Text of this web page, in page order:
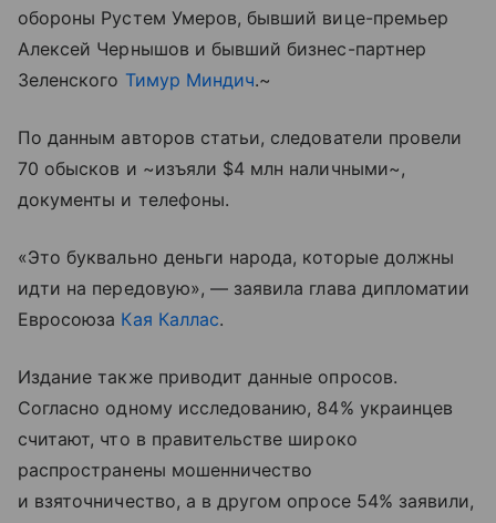
обороны Рустем Умеров, бывший вице-премьер
Алексей Чернышов и бывший бизнес-партнер
Зеленского Тимур Миндич.~
По данным авторов статьи, следователи провели
70 обысков и ~изъяли $4 млн наличными~,
документы и телефоны.
«Это буквально деньги народа, которые должны
идти на передовую», — заявила глава дипломатии
Евросоюза Кая Каллас.
Издание также приводит данные опросов.
Согласно одному исследованию, 84% украинцев
считают, что в правительстве широко
распространены мошенничество
и взяточничество, а в другом опросе 54% заявили,